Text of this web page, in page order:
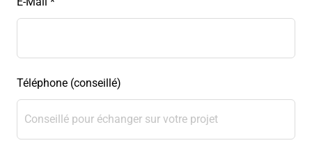
Téléphone (conseillé)